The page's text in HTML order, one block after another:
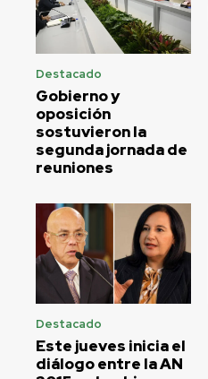
Destacado
Gobierno y
oposición
sostuvieron la
segunda jornada de
reuniones
Destacado
Este jueves inicia el
diálogo entre la AN